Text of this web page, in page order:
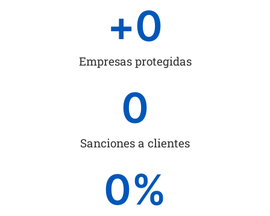
Empresas protegidas
+0
Sanciones a clientes
0
0%